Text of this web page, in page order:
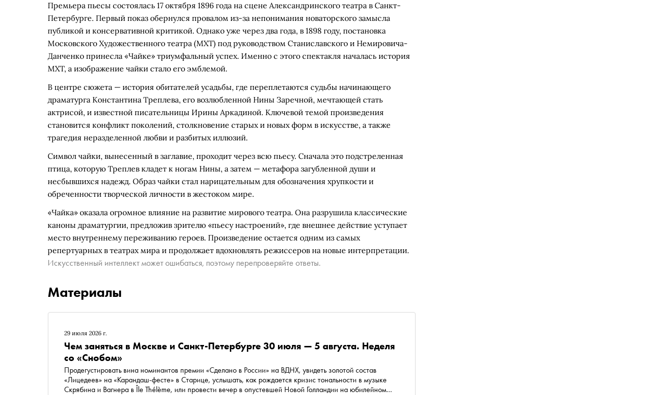
Премьера пьесы состоялась 17 октября 1896 года на сцене Александринского театра в Санкт-
Петербурге. Первый показ обернулся провалом из-за непонимания новаторского замысла
публикой и консервативной критикой. Однако уже через два года, в 1898 году, постановка
Московского Художественного театра (МХТ) под руководством Станиславского и Немировича-
Данченко принесла «Чайке» триумфальный успех. Именно с этого спектакля началась история
МХТ, а изображение чайки стало его эмблемой.
В центре сюжета — история обитателей усадьбы, где переплетаются судьбы начинающего
драматурга Константина Треплева, его возлюбленной Нины Заречной, мечтающей стать
актрисой, и известной писательницы Ирины Аркадиной. Ключевой темой произведения
становится конфликт поколений, столкновение старых и новых форм в искусстве, а также
трагедия неразделенной любви и разбитых иллюзий.
Символ чайки, вынесенный в заглавие, проходит через всю пьесу. Сначала это подстреленная
птица, которую Треплев кладет к ногам Нины, а затем — метафора загубленной души и
несбывшихся надежд. Образ чайки стал нарицательным для обозначения хрупкости и
обреченности творческой личности в жестоком мире.
«Чайка» оказала огромное влияние на развитие мирового театра. Она разрушила классические
каноны драматургии, предложив зрителю «пьесу настроений», где внешнее действие уступает
место внутреннему переживанию героев. Произведение остается одним из самых
репертуарных в театрах мира и продолжает вдохновлять режиссеров на новые интерпретации.
Искусственный интеллект может ошибаться, поэтому перепроверяйте ответы.
Материалы
29 июля 2026 г.
Чем заняться в Москве и Санкт-Петербурге 30 июля — 5 августа. Неделя
со «Снобом»
Продегустировать вина номинантов премии «Сделано в России» на ВДНХ, увидеть золотой состав
«Лицедеев» на «Карандаш-фесте» в Старице, услышать, как рождается кризис тональности в музыке
Скрябина и Вагнера в Île Thélème, или провести вечер в опустевшей Новой Голландии на юбилейном